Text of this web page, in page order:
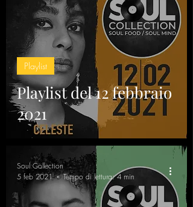
Playlist del 12 febbraio
2021
Playlist
Soul Collection
5 feb 2021
Tempo di lettura: 4 min